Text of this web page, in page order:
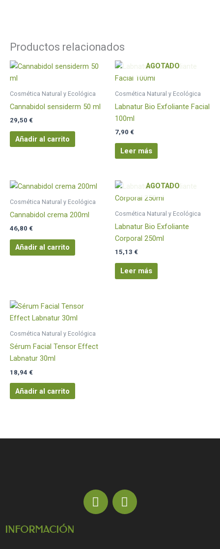
Productos relacionados
Cosmética Natural y Ecológica
Cannabidol sensiderm 50 ml
29,50 €
Añadir al carrito
AGOTADO
Cosmética Natural y Ecológica
Labnatur Bio Exfoliante Facial
100ml
7,90 €
Leer más
Cosmética Natural y Ecológica
Cannabidol crema 200ml
46,80 €
Añadir al carrito
AGOTADO
Cosmética Natural y Ecológica
Labnatur Bio Exfoliante
Corporal 250ml
15,13 €
Leer más
Cosmética Natural y Ecológica
Sérum Facial Tensor Effect
Labnatur 30ml
18,94 €
Añadir al carrito
F
a
I
n
INFORMACIÓN